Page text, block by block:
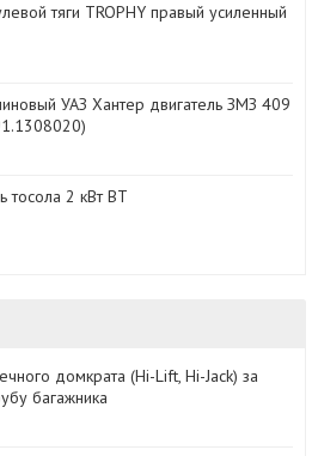
тяги TROPHY правый усиленный
УАЗ Хантер двигатель ЗМЗ 409
тосола 2 кВт BT
домкрата (Hi-Lift, Hi-Jack) за
багажника